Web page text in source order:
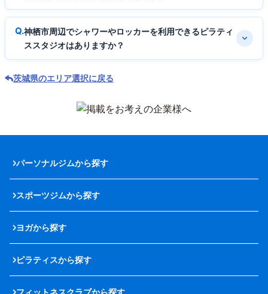
神栖市周辺でシャワーやロッカーを利用できるピラティ
ススタジオはありますか？
茨城県のエリア選択に戻る
パーソナルジムから探す
スポーツジムから探す
ヨガから探す
ピラティスから探す
フィットネスクラブから探す